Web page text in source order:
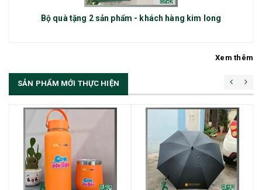
Bộ quà tặng 2 sản phẩm - khách hàng kim long
Xem thêm
SẢN PHẨM MỚI THỰC HIỆN